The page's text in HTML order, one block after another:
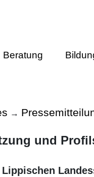
Beratung
→
und